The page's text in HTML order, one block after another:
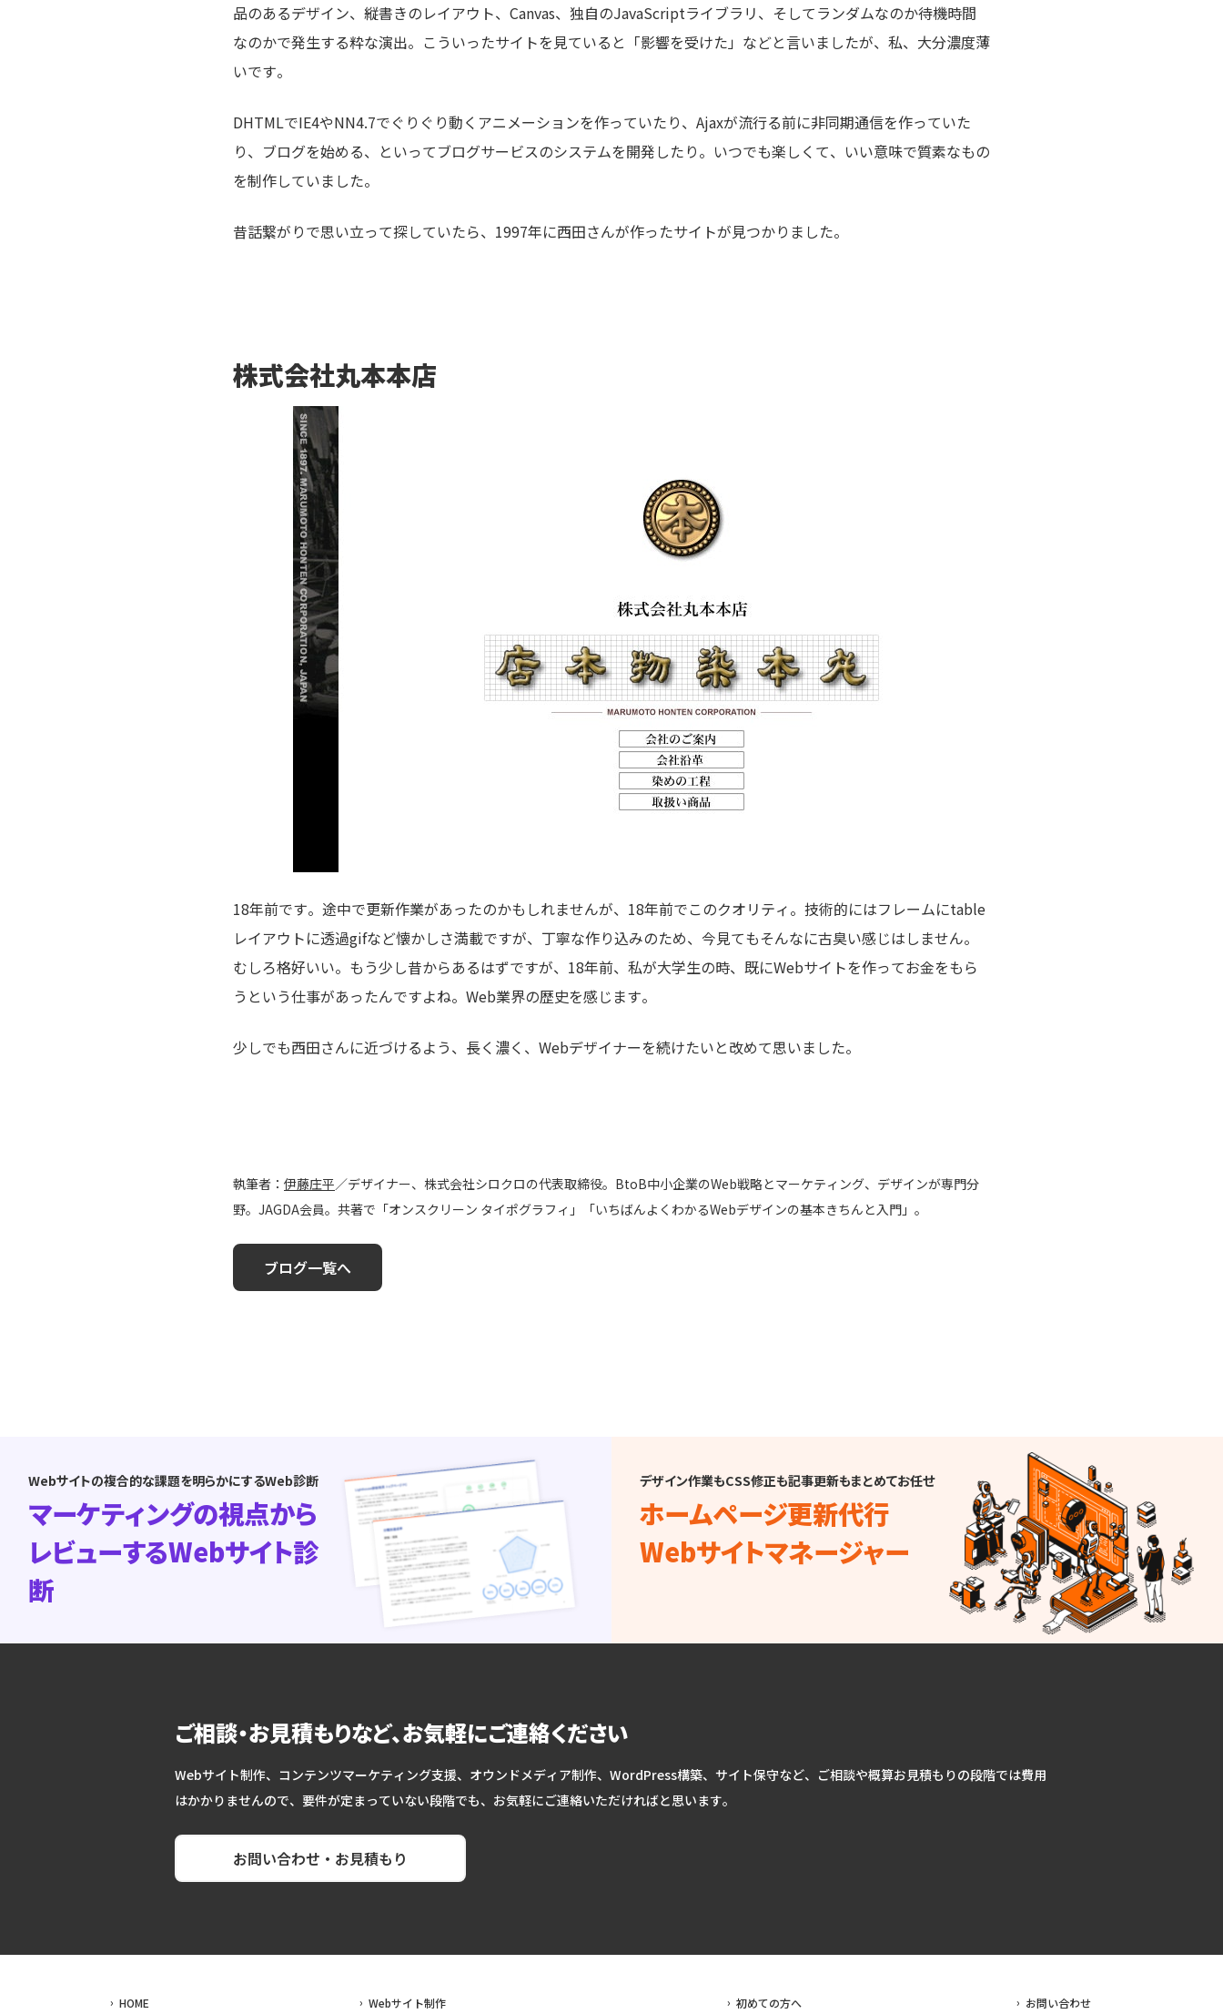
品のあるデザイン、縦書きのレイアウト、Canvas、独自のJavaScriptライブラリ、そしてランダムなのか待機時間
なのかで発生する粋な演出。こういったサイトを見ていると「影響を受けた」などと言いましたが、私、大分濃度薄
いです。
DHTMLでIE4やNN4.7でぐりぐり動くアニメーションを作っていたり、Ajaxが流行る前に非同期通信を作っていた
り、ブログを始める、といってブログサービスのシステムを開発したり。いつでも楽しくて、いい意味で質素なもの
を制作していました。
昔話繋がりで思い立って探していたら、1997年に西田さんが作ったサイトが見つかりました。
株式会社丸本本店
18年前です。途中で更新作業があったのかもしれませんが、18年前でこのクオリティ。技術的にはフレームにtable
レイアウトに透過gifなど懐かしさ満載ですが、丁寧な作り込みのため、今見てもそんなに古臭い感じはしません。
むしろ格好いい。もう少し昔からあるはずですが、18年前、私が大学生の時、既にWebサイトを作ってお金をもら
うという仕事があったんですよね。Web業界の歴史を感じます。
少しでも西田さんに近づけるよう、長く濃く、Webデザイナーを続けたいと改めて思いました。
執筆者： 伊藤庄平／デザイナー、株式会社シロクロの代表取締役。BtoB中小企業のWeb戦略とマーケティング、デザインが専門分
野。JAGDA会員。共著で「オンスクリーン タイポグラフィ」「いちばんよくわかるWebデザインの基本きちんと入門」。
ブログ一覧へ
Webサイトの複合的な課題を明らかにするWeb診断
マーケティングの視点から
レビューするWebサイト診
断
デザイン作業もCSS修正も記事更新もまとめてお任せ
ホームページ更新代行
Webサイトマネージャー
ご相談・お見積もりなど、お気軽にご連絡ください
Webサイト制作、コンテンツマーケティング支援、オウンドメディア制作、WordPress構築、サイト保守など、ご相談や概算お見積もりの段階では費用
はかかりませんので、要件が定まっていない段階でも、お気軽にご連絡いただければと思います。
お問い合わせ・お見積もり
HOME Webサイト制作 初めての方へ お問い合わせ